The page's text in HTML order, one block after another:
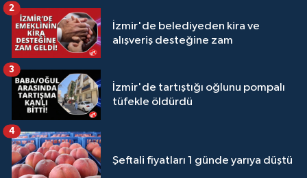
İzmir'de belediyeden kira ve
alışveriş desteğine zam
2
İzmir'de tartıştığı oğlunu pompalı
tüfekle öldürdü
3
Şeftali fiyatları 1 günde yarıya düştü
4